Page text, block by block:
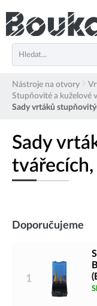
Nástroje na otvory
Stupňovité a kuželové
Sady vrtáků
Sady
Doporučujeme
1